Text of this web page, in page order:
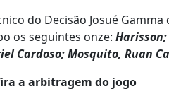
do Decisão Josué
os seguintes onze:
Cardoso; Mosquito, Ruan
a arbitragem do jogo